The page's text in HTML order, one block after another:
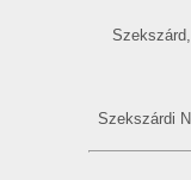
Szekszárdi